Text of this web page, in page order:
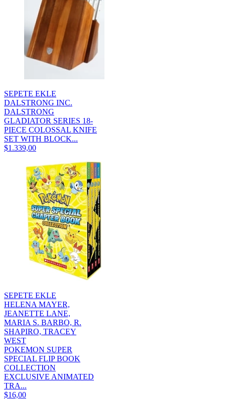
SEPETE EKLE
DALSTRONG INC.
DALSTRONG
GLADIATOR SERIES 18-
PIECE COLOSSAL KNIFE
SET WITH BLOCK...
$1.339,00
SEPETE EKLE
HELENA MAYER,
JEANETTE LANE,
MARIA S. BARBO, R.
SHAPIRO, TRACEY
WEST
POKEMON SUPER
SPECIAL FLIP BOOK
COLLECTION
EXCLUSIVE ANIMATED
TRA...
$16,00